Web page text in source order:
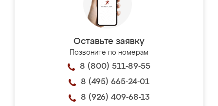
Оставьте заявку
Позвоните по номерам
8 (800) 511-89-55
8 (495) 665-24-01
8 (926) 409-68-13